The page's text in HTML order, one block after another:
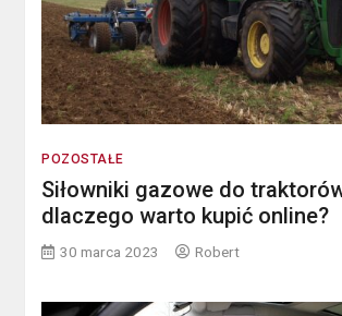
POZOSTAŁE
Siłowniki gazowe do
dlaczego warto kupić online?
30 marca 2023 Robert